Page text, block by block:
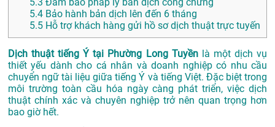
5.3 Đảm bảo pháp lý bản dịch công chứng
5.4 Bảo hành bản dịch lên đến 6 tháng
5.5 Hỗ trợ khách hàng gửi hồ sơ dịch thuật trực tuyến
Dịch thuật tiếng Ý tại Phường Long Tuyềnlà một dịch vụ
thiết yếu dành cho cá nhân và doanh nghiệp có nhu cầu
chuyển ngữ tài liệu giữa tiếng Ý và tiếng Việt. Đặc biệt trong
môi trường toàn cầu hóa ngày càng phát triển, việc dịch
thuật chính xác và chuyên nghiệp trở nên quan trọng hơn
bao giờ hết.